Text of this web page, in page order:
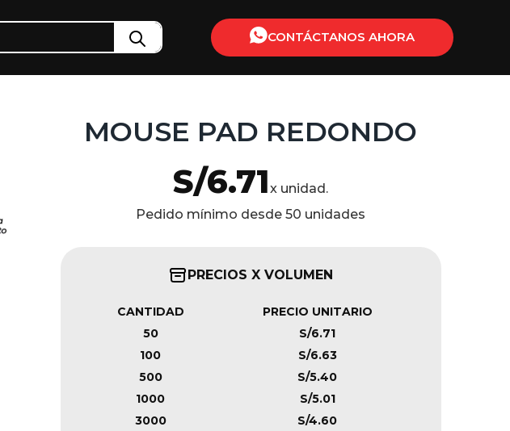
CONTÁCTANOS AHORA
MOUSE PAD REDONDO
S/6.71x unidad.
Pedido mínimo desde 50 unidades
PRECIOS X VOLUMEN
CANTIDAD
PRECIO UNITARIO
50
S/6.71
100
S/6.63
500
S/5.40
1000
S/5.01
3000
S/4.60